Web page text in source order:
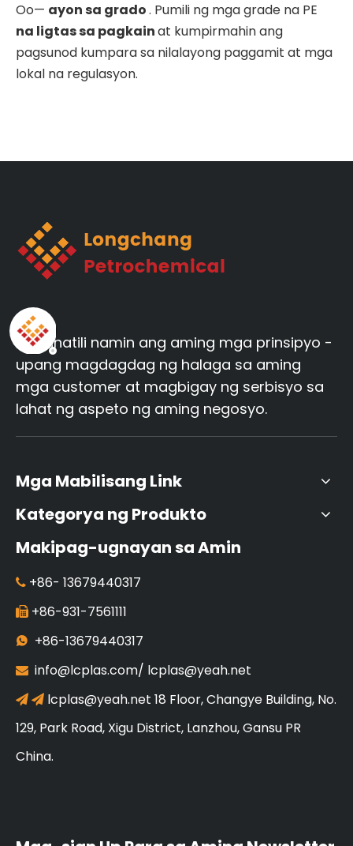
Oo— ayon sa grado. Pumili ng mga grade na PE
na ligtas sa pagkainat kumpirmahin ang
pagsunod kumpara sa nilalayong paggamit at mga
lokal na regulasyon.
Napanatili namin ang aming mga prinsipyo -
upang magdagdag ng halaga sa aming
mga customer at magbigay ng serbisyo sa
lahat ng aspeto ng aming negosyo.
Mga Mabilisang Link
Kategorya ng Produkto
Makipag-ugnayan sa Amin
 +86- 13679440317
 +86-931-7561111
 +86-13679440317
 info@lcplas.com/ lcplas@yeah.net
  lcplas@yeah.net 18 Floor, Changye Building, No.
129, Park Road, Xigu District, Lanzhou, Gansu PR
China.